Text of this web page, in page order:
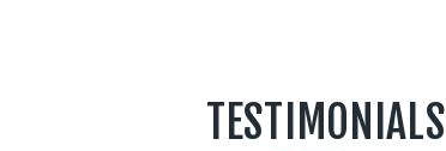
TESTIMONIALS